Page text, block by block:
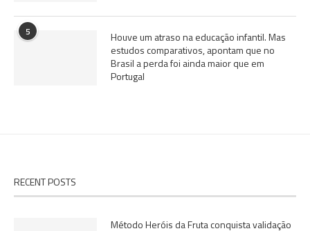
5
Houve um atraso na educação infantil. Mas
estudos comparativos, apontam que no
Brasil a perda foi ainda maior que em
Portugal
RECENT POSTS
Método Heróis da Fruta conquista validação